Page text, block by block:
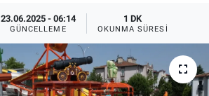
23.06.2025 - 06:14
GÜNCELLEME
1 DK
OKUNMA SÜRESI